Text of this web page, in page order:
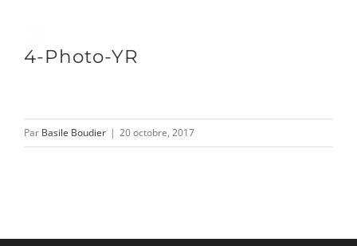
contenu4-Photo-YR
Par Basile Boudier | 20 octobre, 2017